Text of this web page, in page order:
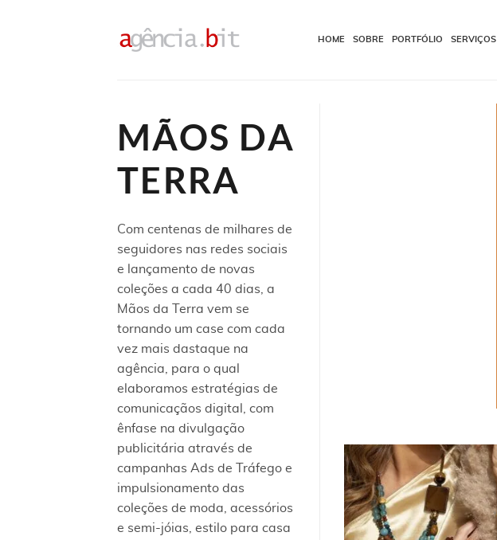
HOME SOBRE PORTFÓLIO SERVIÇOS
MÃOS DA
TERRA
Com centenas de milhares de
seguidores nas redes sociais
e lançamento de novas
coleções a cada 40 dias, a
Mãos da Terra vem se
tornando um case com cada
vez mais dastaque na
agência, para o qual
elaboramos estratégias de
comunicaçãos digital, com
ênfase na divulgação
publicitária através de
campanhas Ads de Tráfego e
impulsionamento das
coleções de moda, acessórios
e semi-jóias, estilo para casa